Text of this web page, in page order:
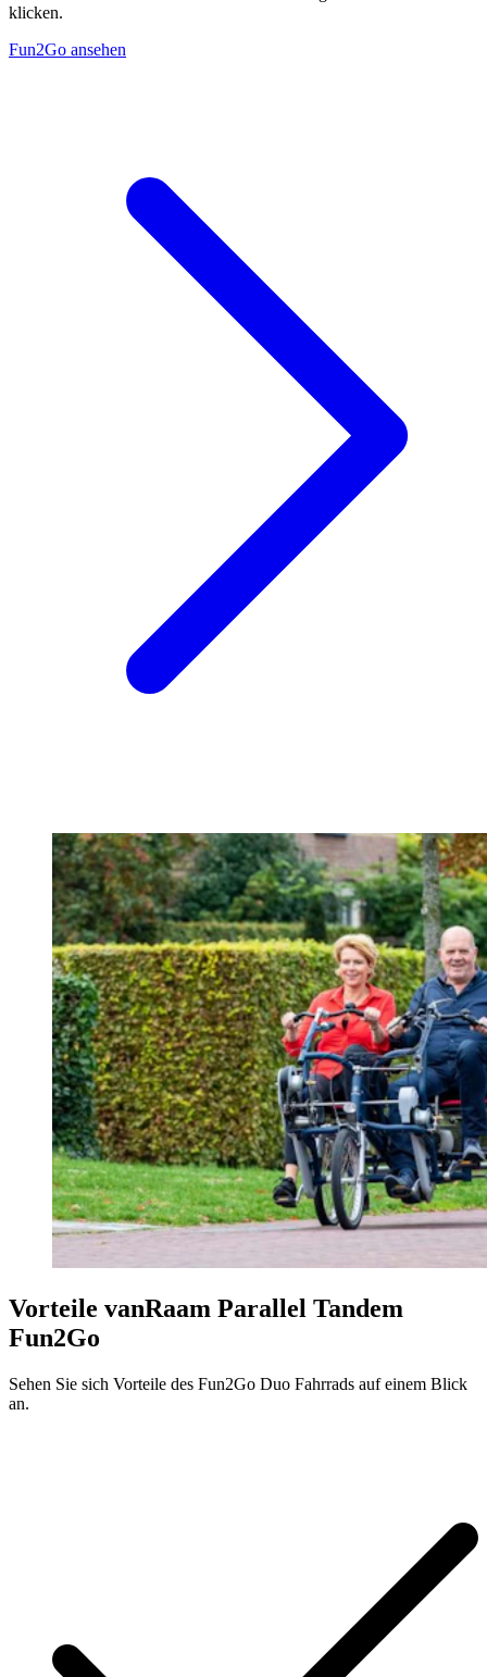
klicken.
Fun2Go ansehen
Vorteile vanRaam Parallel Tandem
Fun2Go
Sehen Sie sich Vorteile des Fun2Go Duo Fahrrads auf einem Blick
an.